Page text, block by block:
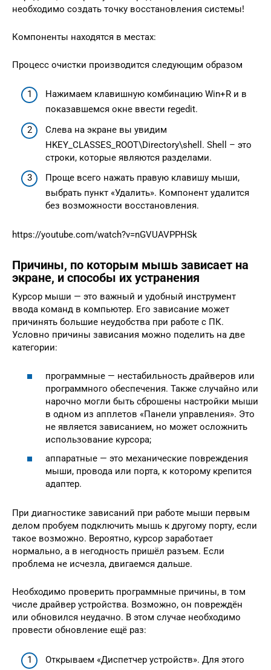
необходимо создать точку восстановления системы!
Компоненты находятся в местах:
Процесс очистки производится следующим образом
Нажимаем клавишную комбинацию Win+R и в
показавшемся окне ввести regedit.
Слева на экране вы увидим
HKEY_CLASSES_ROOT\Directory\shell. Shell – это
строки, которые являются разделами.
Проще всего нажать правую клавишу мыши,
выбрать пункт «Удалить». Компонент удалится
без возможности восстановления.
https://youtube.com/watch?v=nGVUAVPPHSk
Причины, по которым мышь зависает на
экране, и способы их устранения
Курсор мыши — это важный и удобный инструмент
ввода команд в компьютер. Его зависание может
причинять большие неудобства при работе с ПК.
Условно причины зависания можно поделить на две
категории:
программные — нестабильность драйверов или
программного обеспечения. Также случайно или
нарочно могли быть сброшены настройки мыши
в одном из апплетов «Панели управления». Это
не является зависанием, но может осложнить
использование курсора;
аппаратные — это механические повреждения
мыши, провода или порта, к которому крепится
адаптер.
При диагностике зависаний при работе мыши первым
делом пробуем подключить мышь к другому порту, если
такое возможно. Вероятно, курсор заработает
нормально, а в негодность пришёл разъем. Если
проблема не исчезла, двигаемся дальше.
Необходимо проверить программные причины, в том
числе драйвер устройства. Возможно, он повреждён
или обновился неудачно. В этом случае необходимо
провести обновление ещё раз:
Открываем «Диспетчер устройств». Для этого